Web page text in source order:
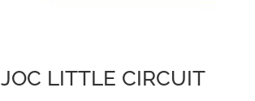
JOC LITTLE CIRCUIT